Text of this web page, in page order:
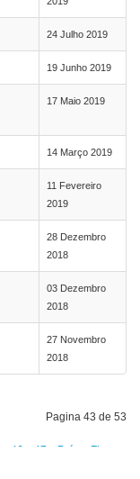
24 Julho 2019
19 Junho 2019
17 Maio 2019
14 Março 2019
11 Fevereiro
2019
28 Dezembro
2018
03 Dezembro
2018
27 Novembro
2018
Pagina 43 de 53
46 47 Próx Fim